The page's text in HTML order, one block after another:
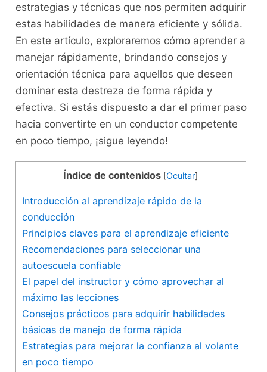
estrategias y técnicas que nos permiten adquirir
estas habilidades ⁣de manera eficiente y sólida.
En este artículo, ​exploraremos cómo aprender a
manejar rápidamente, brindando consejos y
orientación ⁣técnica para aquellos que deseen
dominar esta destreza de forma rápida‍ y
efectiva. Si estás dispuesto a dar el ⁣primer ‌paso
hacia convertirte ​en‍ un conductor competente
en poco⁢ tiempo, ⁤¡sigue leyendo!
Índice de contenidos [Ocultar]
Introducción al⁢ aprendizaje rápido de la
conducción
Principios claves para ‍el aprendizaje eficiente
Recomendaciones⁣ para seleccionar una
autoescuela confiable
El papel del instructor y cómo aprovechar ⁢al
máximo las lecciones
Consejos prácticos para adquirir​ habilidades
básicas de manejo de forma rápida
Estrategias para mejorar la confianza al volante
en poco ⁢tiempo